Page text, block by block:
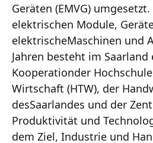
Geräten (EMVG)
elektrischen Module,
elektrischeMaschinen und
Jahren besteht im Saarland
Kooperationder
Wirtschaft (HTW), der
desSaarlandes und der
Produktivität und
dem Ziel, Industrie und